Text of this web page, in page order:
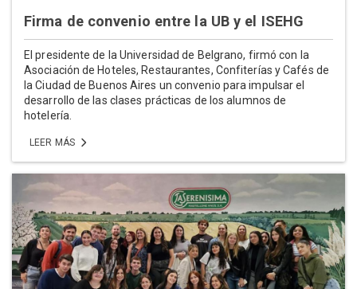
Firma de convenio entre la UB y el ISEHG
El presidente de la Universidad de Belgrano, firmó con la
Asociación de Hoteles, Restaurantes, Confiterías y Cafés de
la Ciudad de Buenos Aires un convenio para impulsar el
desarrollo de las clases prácticas de los alumnos de
hotelería.
LEER MÁS